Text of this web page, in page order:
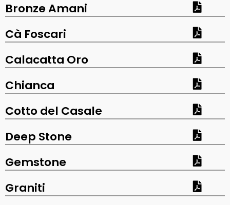
Bronze Amani
Cà Foscari
Calacatta Oro
Chianca
Cotto del Casale
Deep Stone
Gemstone
Graniti